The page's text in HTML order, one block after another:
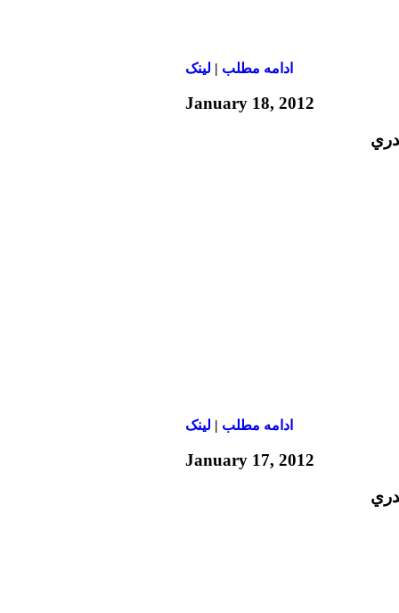
ادامه مطلب | لينک
January 18, 2012
ادامه مطلب | لينک
January 17, 2012